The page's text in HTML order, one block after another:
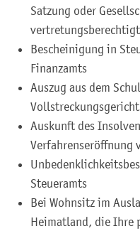
Satzung oder
Bescheinigung in
Finanzamts
Auszug aus dem
Auskunft des
Verfahrenseröffnung
Steueramts
Bei Wohnsitz im
Heimatland, die Ihre